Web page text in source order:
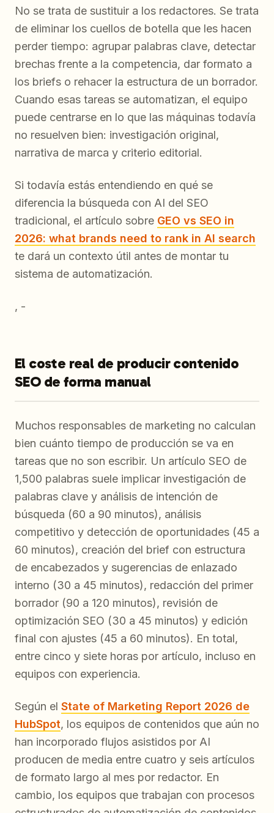
No se trata de sustituir a los redactores. Se trata
de eliminar los cuellos de botella que les hacen
perder tiempo: agrupar palabras clave, detectar
brechas frente a la competencia, dar formato a
los briefs o rehacer la estructura de un borrador.
Cuando esas tareas se automatizan, el equipo
puede centrarse en lo que las máquinas todavía
no resuelven bien: investigación original,
narrativa de marca y criterio editorial.
Si todavía estás entendiendo en qué se
diferencia la búsqueda con AI del SEO
tradicional, el artículo sobre GEO vs SEO in
2026: what brands need to rank in AI search
te dará un contexto útil antes de montar tu
sistema de automatización.
, -
El coste real de producir contenido
SEO de forma manual
Muchos responsables de marketing no calculan
bien cuánto tiempo de producción se va en
tareas que no son escribir. Un artículo SEO de
1,500 palabras suele implicar investigación de
palabras clave y análisis de intención de
búsqueda (60 a 90 minutos), análisis
competitivo y detección de oportunidades (45 a
60 minutos), creación del brief con estructura
de encabezados y sugerencias de enlazado
interno (30 a 45 minutos), redacción del primer
borrador (90 a 120 minutos), revisión de
optimización SEO (30 a 45 minutos) y edición
final con ajustes (45 a 60 minutos). En total,
entre cinco y siete horas por artículo, incluso en
equipos con experiencia.
Según el State of Marketing Report 2026 de
HubSpot, los equipos de contenidos que aún no
han incorporado flujos asistidos por AI
producen de media entre cuatro y seis artículos
de formato largo al mes por redactor. En
cambio, los equipos que trabajan con procesos